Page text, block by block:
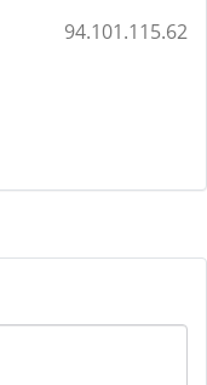
94.101.115.62